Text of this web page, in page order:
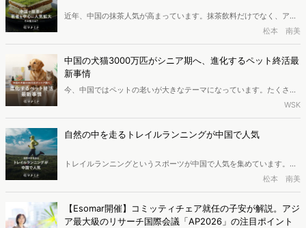
近年、中国の抹茶人気が高まっています。抹茶飲料だけでなく、アイ
ス、ジェラート、チョコ、ラテ、お酒など数えきれないほどの抹茶商
品が登場しており、「万物皆可抹茶（なんでも抹茶味にできる）」と
いう言葉ができるほどです。この記事では、このような抹茶人気の背
景にある要因を紹介します。
松本 南美
中国の犬猫3000万匹がシニア期へ、進化するペット終活最
新事情
今、中国ではペットの老いが大きなテーマになっています。たくさん
の犬や猫がシニア期を迎え、ペット業界もかわいがるだけのフェーズ
から、最期まで寄り添うケアへと変わってきました。ペット保険、フ
ードと健康管理、そしてペット葬儀。広がり続けるこの市場で、今最
も注目されている変化をレポートします。
WSK
自然の中を走るトレイルランニングが中国で人気
トレイルランニングというスポーツが中国で人気を集めています。
「トレイル」とは「未舗装路」を意味し、山道など自然の中を走るス
ポーツです。特に30代から40代の人々の間で人気を集めるこのスポ
ーツについて、ブームとなっている背景を紹介します。
松本 南美
【Esomar開催】コミッティチェア就任の子安が解説。アジ
ア最大級のリサーチ国際会議「AP2026」の注目ポイント